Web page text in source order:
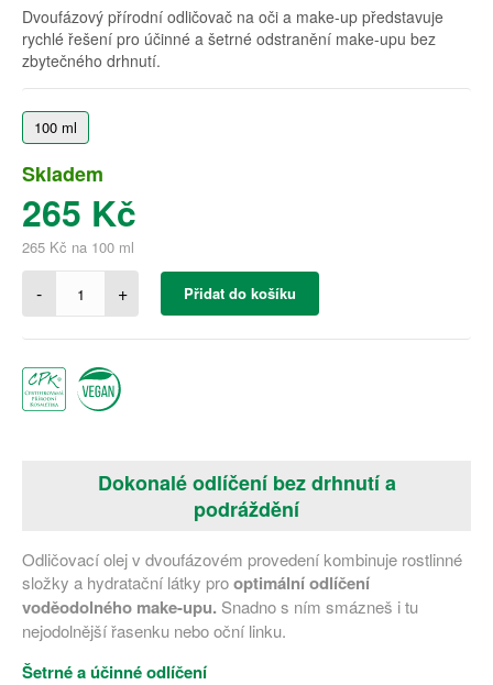
Dvoufázový přírodní odličovač na oči a make-up představuje
rychlé řešení pro účinné a šetrné odstranění make-upu bez
zbytečného drhnutí.
100 ml
Skladem
265 Kč
265 Kč na 100 ml
- + Přidat do košíku
Dokonalé odlíčení bez drhnutí a
podráždění
Odličovací olej v dvoufázovém provedení kombinuje rostlinné
složky a hydratační látky prooptimální odlíčení
voděodolného make-upu. Snadno s ním smázneš i tu
nejodolnější řasenku nebo oční linku.
Šetrné a účinné odlíčení